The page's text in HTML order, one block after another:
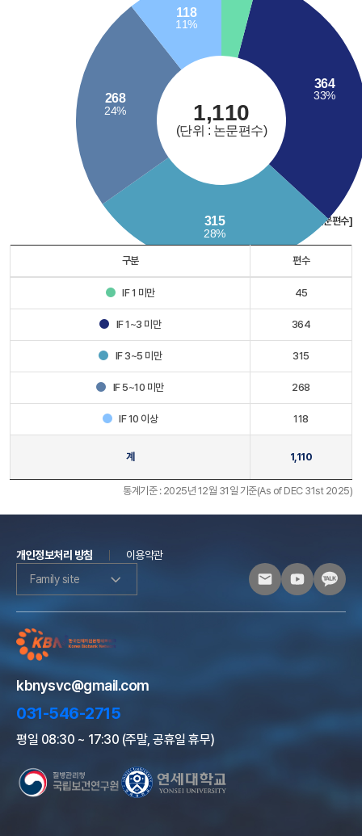
[단위 : 논문편수]
구분 편수
IF 1 미만 45
IF 1~3 미만 364
IF 3~5 미만 315
IF 5~10 미만 268
IF 10 이상 118
계 1,110
통계기준 : 2025년 12월 31일 기준(As of DEC 31st 2025)
개인정보처리 방침
이용약관
Family site
kbnysvc@gmail.com
031-546-2715
평일 08:30 ~ 17:30 (주말, 공휴일 휴무)